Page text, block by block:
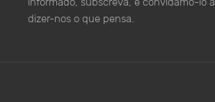
dizer-nos o que pensa.